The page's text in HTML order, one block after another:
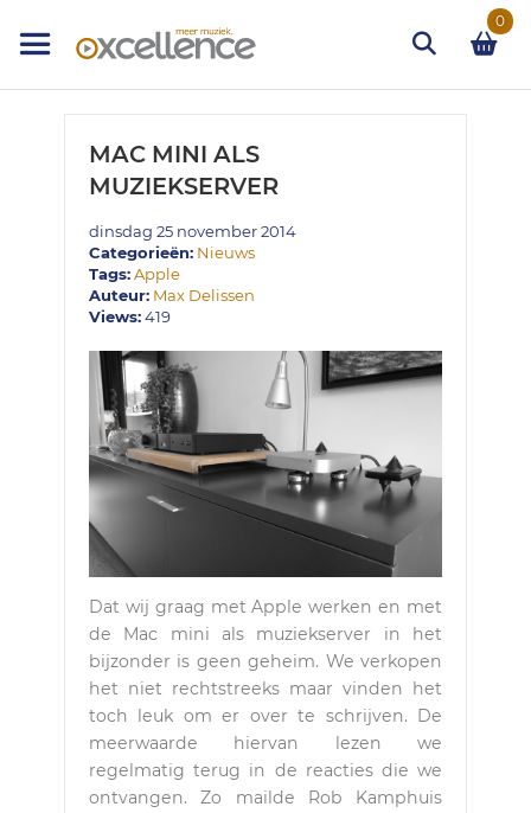
naar
de
0
Zoek
MAC MINI ALS
MUZIEKSERVER
dinsdag 25 november 2014
Categorieën: Nieuws
Tags:Apple
Auteur: Max Delissen
Views:419
Dat wij graag met Apple werken en met
de Mac mini als muziekserver in het
bijzonder is geen geheim. We verkopen
het niet rechtstreeks maar vinden het
toch leuk om er over te schrijven. De
meerwaarde hiervan lezen we
regelmatig terug in de reacties die we
ontvangen. Zo mailde Rob Kamphuis